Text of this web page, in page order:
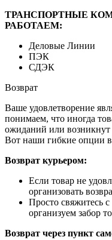
ТРАНСПОРТНЫЕ
РАБОТАЕМ:
Деловые Линии
ПЭК
СДЭК
Возврат
Ваше удовлетворение
понимаем, что иногда
ожиданий или возникнут
Вот наши гибкие опции
Возврат курьером:
Если товар не
организовать
Просто свяжитесь
организуем забор
Возврат через пункт